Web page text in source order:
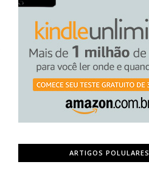
ARTIGOS POLULARES